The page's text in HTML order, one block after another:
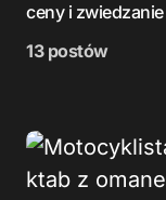
ceny i
13 postów